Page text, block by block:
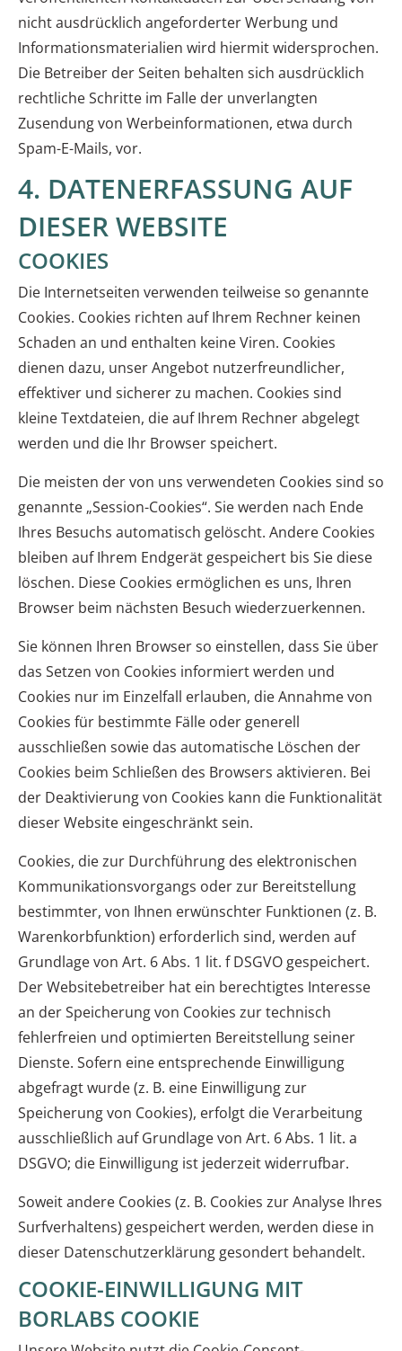
nicht ausdrücklich angeforderter Werbung und
Informationsmaterialien wird hiermit widersprochen.
Die Betreiber der Seiten behalten sich ausdrücklich
rechtliche Schritte im Falle der unverlangten
Zusendung von Werbeinformationen, etwa durch
Spam-E-Mails, vor.
4. DATENERFASSUNG AUF
DIESER WEBSITE
COOKIES
Die Internetseiten verwenden teilweise so genannte
Cookies. Cookies richten auf Ihrem Rechner keinen
Schaden an und enthalten keine Viren. Cookies
dienen dazu, unser Angebot nutzerfreundlicher,
effektiver und sicherer zu machen. Cookies sind
kleine Textdateien, die auf Ihrem Rechner abgelegt
werden und die Ihr Browser speichert.
Die meisten der von uns verwendeten Cookies sind so
genannte „Session-Cookies“. Sie werden nach Ende
Ihres Besuchs automatisch gelöscht. Andere Cookies
bleiben auf Ihrem Endgerät gespeichert bis Sie diese
löschen. Diese Cookies ermöglichen es uns, Ihren
Browser beim nächsten Besuch wiederzuerkennen.
Sie können Ihren Browser so einstellen, dass Sie über
das Setzen von Cookies informiert werden und
Cookies nur im Einzelfall erlauben, die Annahme von
Cookies für bestimmte Fälle oder generell
ausschließen sowie das automatische Löschen der
Cookies beim Schließen des Browsers aktivieren. Bei
der Deaktivierung von Cookies kann die Funktionalität
dieser Website eingeschränkt sein.
Cookies, die zur Durchführung des elektronischen
Kommunikationsvorgangs oder zur Bereitstellung
bestimmter, von Ihnen erwünschter Funktionen (z. B.
Warenkorbfunktion) erforderlich sind, werden auf
Grundlage von Art. 6 Abs. 1 lit. f DSGVO gespeichert.
Der Websitebetreiber hat ein berechtigtes Interesse
an der Speicherung von Cookies zur technisch
fehlerfreien und optimierten Bereitstellung seiner
Dienste. Sofern eine entsprechende Einwilligung
abgefragt wurde (z. B. eine Einwilligung zur
Speicherung von Cookies), erfolgt die Verarbeitung
ausschließlich auf Grundlage von Art. 6 Abs. 1 lit. a
DSGVO; die Einwilligung ist jederzeit widerrufbar.
Soweit andere Cookies (z. B. Cookies zur Analyse Ihres
Surfverhaltens) gespeichert werden, werden diese in
dieser Datenschutzerklärung gesondert behandelt.
COOKIE-EINWILLIGUNG MIT
BORLABS COOKIE